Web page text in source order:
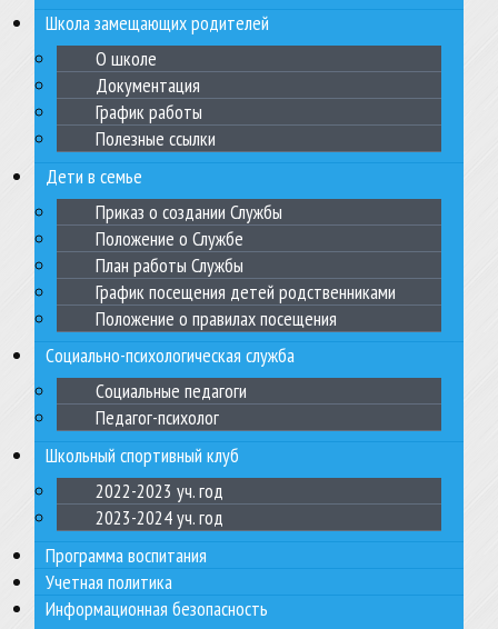
Школа замещающих родителей
О школе
Документация
График работы
Полезные ссылки
Дети в семье
Приказ о создании Службы
Положение о Службе
План работы Службы
График посещения детей родственниками
Положение о правилах посещения
Социально-психологическая служба
Социальные педагоги
Педагог-психолог
Школьный спортивный клуб
2022-2023 уч. год
2023-2024 уч. год
Программа воспитания
Учетная политика
Информационная безопасность